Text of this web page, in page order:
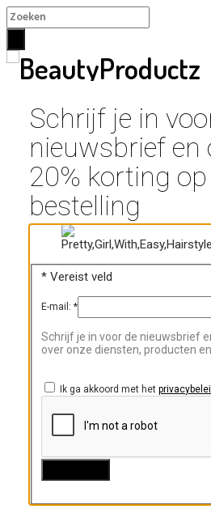
CFN Tube Gel /
Soakz Rubber Base Gel
Soakz Super Cat
Soakz Blooming
CFN Acryl en UV
Soakz
Manicure/
Schimmelnagels
Lash Lift
Voorbereiding
Wimpers
Schrijf je in
nieuwsbrief en
20% korting op
bestelling
* Vereist veld
E-mail:*
Schrijf je in voor de nieuwsbrief
over onze diensten, producten
Ik ga akkoord met het